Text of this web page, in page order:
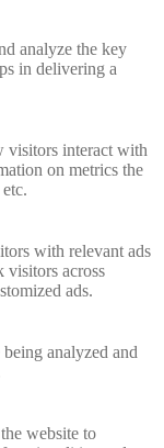
analyze the key
in delivering a
visitors interact with
on metrics the
with relevant ads
visitors across
ads.
analyzed and
website to